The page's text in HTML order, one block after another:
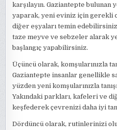
karşılayın. Gaziantepte bulunan
yaparak, yeni eviniz için gerekli
diğer eşyaları temin
taze meyve ve sebzeler alarak
başlangıç yapabilirsiniz.
Üçüncü olarak, komşularınızla
Gaziantepte insanlar genellikle
yüzden yeni komşularınızla
Yakındaki parkları, kafeleri ve
keşfederek çevrenizi daha iyi
Dördüncü olarak, rutinlerinizi